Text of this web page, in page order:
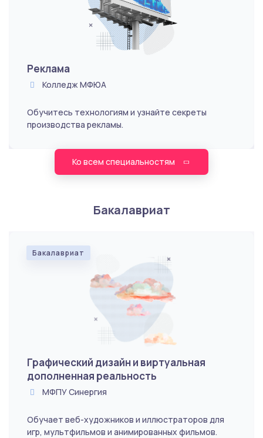
Реклама
Колледж МФЮА
Обучитесь технологиям и узнайте секреты
производства рекламы.
Ко всем специальностям
Бакалавриат
Бакалавриат
Графический дизайн и виртуальная
дополненная реальность
МФПУ Синергия
Обучает веб-художников и иллюстраторов для
игр, мультфильмов и анимированных фильмов.